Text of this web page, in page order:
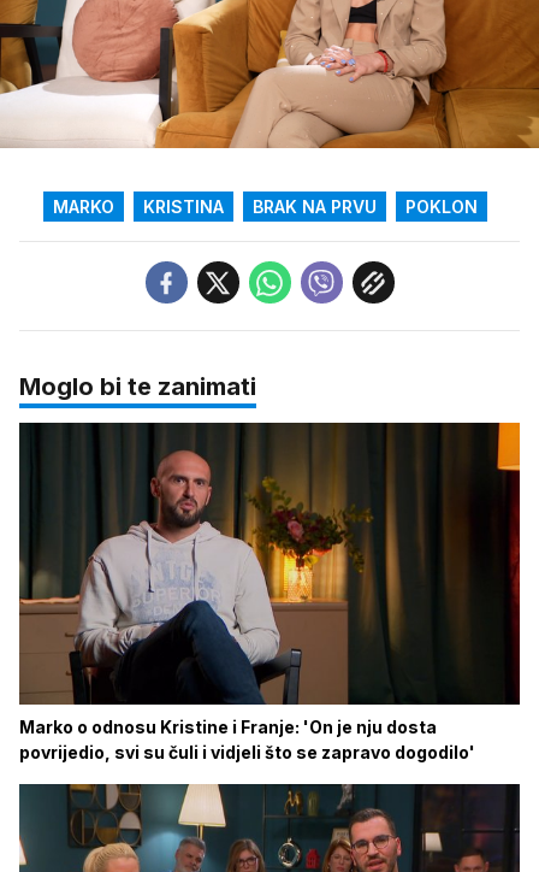
zvuk
Loaded
:
60.48%
MARKO KRISTINA BRAK NA PRVU POKLON
Moglo bi te zanimati
Marko o odnosu Kristine i Franje: 'On je nju dosta
povrijedio, svi su čuli i vidjeli što se zapravo dogodilo'